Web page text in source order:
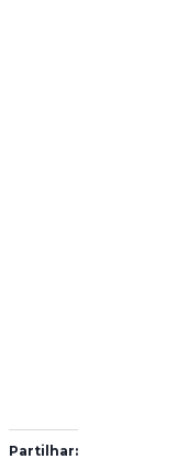
Partilhar: